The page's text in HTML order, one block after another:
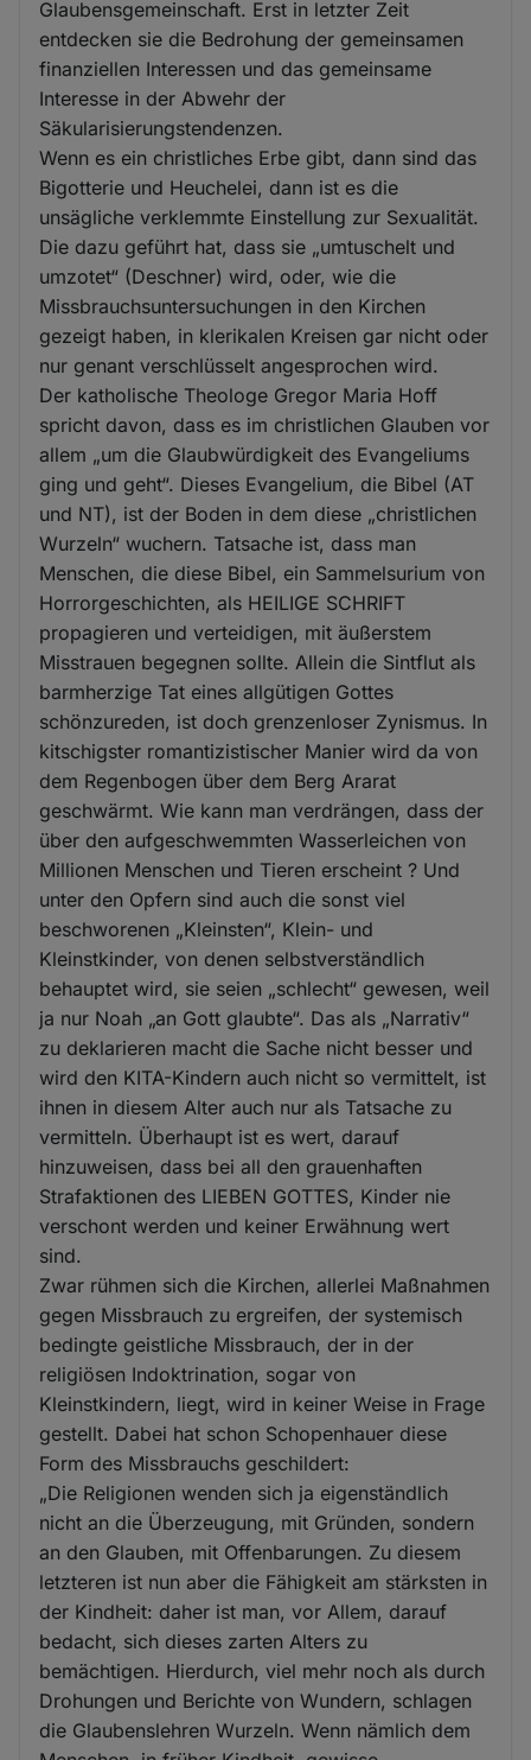
Glaubensgemeinschaft. Erst in letzter Zeit
entdecken sie die Bedrohung der gemeinsamen
finanziellen Interessen und das gemeinsame
Interesse in der Abwehr der
Säkularisierungstendenzen.
Wenn es ein christliches Erbe gibt, dann sind das
Bigotterie und Heuchelei, dann ist es die
unsägliche verklemmte Einstellung zur Sexualität.
Die dazu geführt hat, dass sie „umtuschelt und
umzotet“ (Deschner) wird, oder, wie die
Missbrauchsuntersuchungen in den Kirchen
gezeigt haben, in klerikalen Kreisen gar nicht oder
nur genant verschlüsselt angesprochen wird.
Der katholische Theologe Gregor Maria Hoff
spricht davon, dass es im christlichen Glauben vor
allem „um die Glaubwürdigkeit des Evangeliums
ging und geht“. Dieses Evangelium, die Bibel (AT
und NT), ist der Boden in dem diese „christlichen
Wurzeln“ wuchern. Tatsache ist, dass man
Menschen, die diese Bibel, ein Sammelsurium von
Horrorgeschichten, als HEILIGE SCHRIFT
propagieren und verteidigen, mit äußerstem
Misstrauen begegnen sollte. Allein die Sintflut als
barmherzige Tat eines allgütigen Gottes
schönzureden, ist doch grenzenloser Zynismus. In
kitschigster romantizistischer Manier wird da von
dem Regenbogen über dem Berg Ararat
geschwärmt. Wie kann man verdrängen, dass der
über den aufgeschwemmten Wasserleichen von
Millionen Menschen und Tieren erscheint ? Und
unter den Opfern sind auch die sonst viel
beschworenen „Kleinsten“, Klein- und
Kleinstkinder, von denen selbstverständlich
behauptet wird, sie seien „schlecht“ gewesen, weil
ja nur Noah „an Gott glaubte“. Das als „Narrativ“
zu deklarieren macht die Sache nicht besser und
wird den KITA-Kindern auch nicht so vermittelt, ist
ihnen in diesem Alter auch nur als Tatsache zu
vermitteln. Überhaupt ist es wert, darauf
hinzuweisen, dass bei all den grauenhaften
Strafaktionen des LIEBEN GOTTES, Kinder nie
verschont werden und keiner Erwähnung wert
sind.
Zwar rühmen sich die Kirchen, allerlei Maßnahmen
gegen Missbrauch zu ergreifen, der systemisch
bedingte geistliche Missbrauch, der in der
religiösen Indoktrination, sogar von
Kleinstkindern, liegt, wird in keiner Weise in Frage
gestellt. Dabei hat schon Schopenhauer diese
Form des Missbrauchs geschildert:
„Die Religionen wenden sich ja eigenständlich
nicht an die Überzeugung, mit Gründen, sondern
an den Glauben, mit Offenbarungen. Zu diesem
letzteren ist nun aber die Fähigkeit am stärksten in
der Kindheit: daher ist man, vor Allem, darauf
bedacht, sich dieses zarten Alters zu
bemächtigen. Hierdurch, viel mehr noch als durch
Drohungen und Berichte von Wundern, schlagen
die Glaubenslehren Wurzeln. Wenn nämlich dem